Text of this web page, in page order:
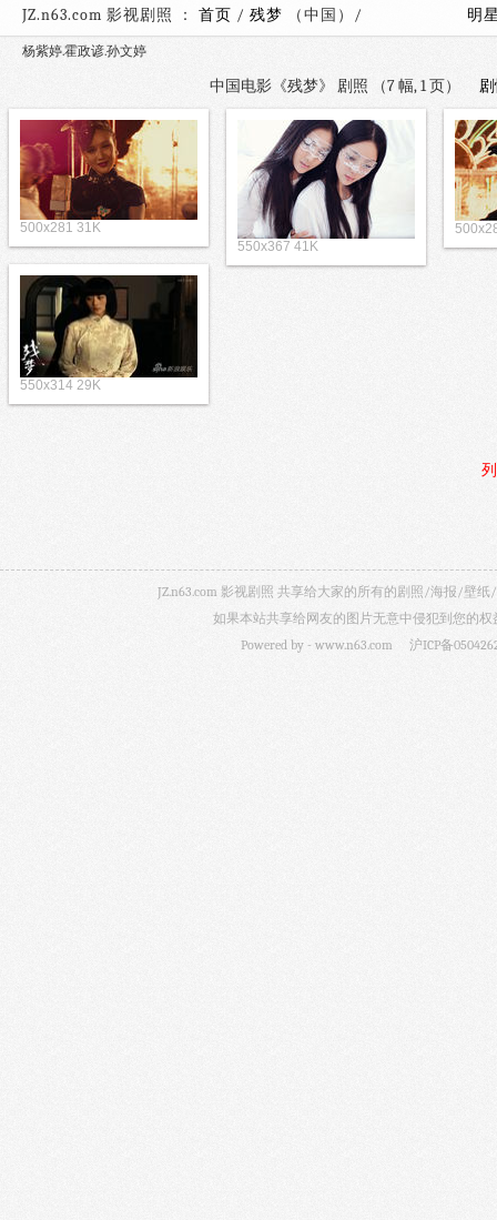
JZ.n63.com 影视剧照 ： 首页 / 残梦 （中国）/ 明
杨紫婷.霍政谚.孙文婷
中国电影《残梦》 剧照 （7 幅, 1 页）
500x281 31K
550x367 41K
550x314 29K
JZ.n63.com 影视剧照 共享给大家的所有的剧照/海报/壁
如果本站共享给网友的图片无意中侵犯到您的
Powered by - www.n63.com 沪ICP备